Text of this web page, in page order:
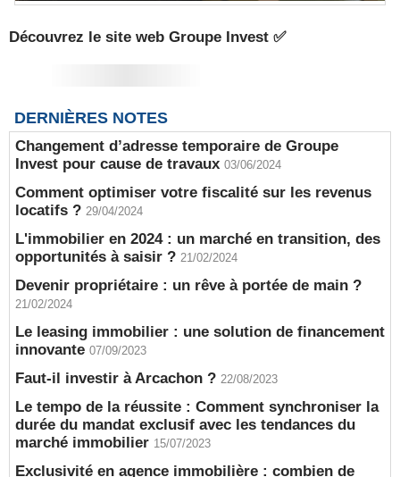
Découvrez le site web Groupe Invest ✅
DERNIÈRES NOTES
Changement d’adresse temporaire de Groupe
Invest pour cause de travaux 03/06/2024
Comment optimiser votre fiscalité sur les revenus
locatifs ? 29/04/2024
L'immobilier en 2024 : un marché en transition, des
opportunités à saisir ? 21/02/2024
Devenir propriétaire : un rêve à portée de main ?
21/02/2024
Le leasing immobilier : une solution de financement
innovante 07/09/2023
Faut-il investir à Arcachon ? 22/08/2023
Le tempo de la réussite : Comment synchroniser la
durée du mandat exclusif avec les tendances du
marché immobilier 15/07/2023
Exclusivité en agence immobilière : combien de